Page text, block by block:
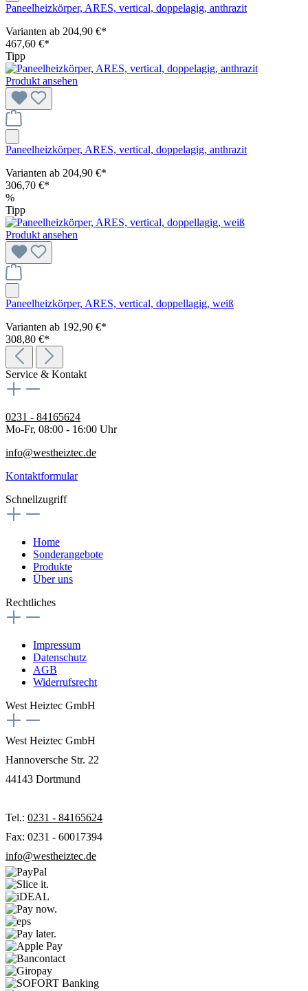
Paneelheizkörper, ARES, vertical, doppelagig, anthrazit
Varianten ab 204,90 €*
467,60 €*
Tipp
Produkt ansehen
Paneelheizkörper, ARES, vertical, doppelagig, anthrazit
Varianten ab 204,90 €*
306,70 €*
%
Tipp
Produkt ansehen
Paneelheizkörper, ARES, vertical, doppellagig, weiß
Varianten ab 192,90 €*
308,80 €*
Service & Kontakt
0231 - 84165624
Mo-Fr, 08:00 - 16:00 Uhr
info@westheiztec.de
Kontaktformular
Schnellzugriff
Home
Sonderangebote
Produkte
Über uns
Rechtliches
Impressum
Datenschutz
AGB
Widerrufsrecht
West Heiztec GmbH
West Heiztec GmbH
Hannoversche Str. 22
44143 Dortmund
Tel.: 0231 - 84165624
Fax: 0231 - 60017394
info@westheiztec.de